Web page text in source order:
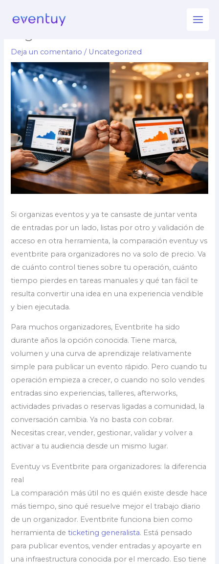
Eventuy vs Eventbrite para
Deja un comentario / Uncategorized
Si organizas eventos y ya te cansaste de juntar venta
de entradas por un lado, listas por otro y validación de
acceso en otra herramienta, la comparación eventuy vs
eventbrite para organizadores no va solo de precio. Va
de cuánto control tienes sobre tu operación, cuánto
tiempo pierdes en tareas manuales y qué tan fácil te
resulta convertir una idea en una experiencia vendible
y bien ejecutada.
Para muchos organizadores, Eventbrite ha sido
durante años la opción conocida. Tiene marca,
volumen y una curva de aprendizaje relativamente
simple para publicar un evento rápido. Pero cuando tu
operación empieza a crecer, o cuando no solo vendes
entradas sino experiencias, talleres, afterworks,
actividades privadas o reservas ligadas a comunidad, la
conversación cambia. Ya no basta con cobrar.
Necesitas crear, vender, gestionar, validar y volver a
activar a tu audiencia desde un mismo lugar.
Eventuy vs Eventbrite para organizadores: la diferencia
real
La comparación más útil no es quién existe desde hace
más tiempo, sino qué resuelve mejor el trabajo diario
de un organizador. Eventbrite funciona bien como
herramienta deticketing generalista. Está pensado
para publicar eventos, vender entradas y apoyarte en
una infraestructura conocida por el mercado. Eso tiene